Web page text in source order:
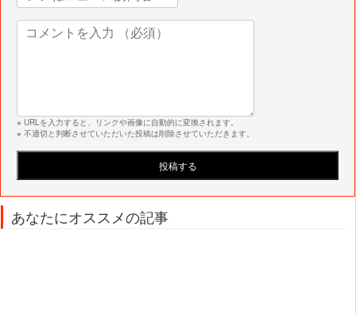
※ URLを入力すると、リンクや画像に自動的に変換されます。
※ 不適切と判断させていただいた投稿は削除させていただきます。
あなたにオススメの記事